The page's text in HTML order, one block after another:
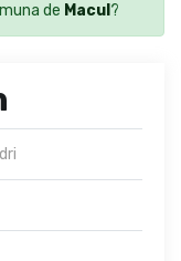
de Macul ?